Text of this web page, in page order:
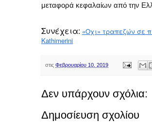
μεταφορά κεφαλαίων από την
Συνέχεια: «Οχι» τραπεζών σε
Kathimerini
στις Φεβρουαρίου 10, 2019
Δεν υπάρχουν σχόλια:
Δημοσίευση σχολίου